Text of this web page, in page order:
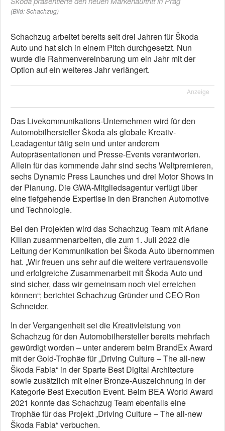
(Bild: Schachzug)
Schachzug arbeitet bereits seit drei Jahren für Škoda
Auto und hat sich in einem Pitch durchgesetzt. Nun
wurde die Rahmenvereinbarung um ein Jahr mit der
Option auf ein weiteres Jahr verlängert.
Anzeige
Das Livekommunikations-Unternehmen wird für den
Automobilhersteller Škoda als globale Kreativ-
Leadagentur tätig sein und unter anderem
Autopräsentationen und Presse-Events verantworten.
Allein für das kommende Jahr sind sechs Weltpremieren,
sechs Dynamic Press Launches und drei Motor Shows in
der Planung. Die GWA-Mitgliedsagentur verfügt über
eine tiefgehende Expertise in den Branchen Automotive
und Technologie.
Bei den Projekten wird das Schachzug Team mit Ariane
Kilian zusammenarbeiten, die zum 1. Juli 2022 die
Leitung der Kommunikation bei Škoda Auto übernommen
hat. „Wir freuen uns sehr auf die weitere vertrauensvolle
und erfolgreiche Zusammenarbeit mit Škoda Auto und
sind sicher, dass wir gemeinsam noch viel erreichen
können“; berichtet Schachzug Gründer und CEO Ron
Schneider.
In der Vergangenheit sei die Kreativleistung von
Schachzug für den Automobilhersteller bereits mehrfach
gewürdigt worden – unter anderem beim BrandEx Award
mit der Gold-Trophäe für „Driving Culture – The all-new
Škoda Fabia“ in der Sparte Best Digital Architecture
sowie zusätzlich mit einer Bronze-Auszeichnung in der
Kategorie Best Execution Event. Beim BEA World Award
2021 konnte das Schachzug Team ebenfalls eine
Trophäe für das Projekt „Driving Culture – The all-new
Škoda Fabia“ verbuchen.